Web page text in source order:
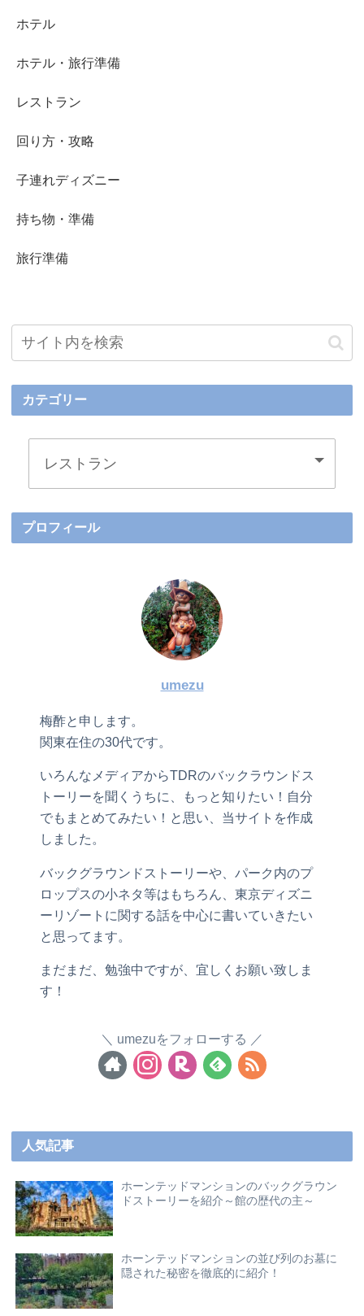
ホテル
ホテル・旅行準備
レストラン
回り方・攻略
子連れディズニー
持ち物・準備
旅行準備
カテゴリー
プロフィール
umezu
梅酢と申します。
関東在住の30代です。
いろんなメディアからTDRのバックラウンドス
トーリーを聞くうちに、もっと知りたい！自分
でもまとめてみたい！と思い、当サイトを作成
しました。
バックグラウンドストーリーや、パーク内のプ
ロップスの小ネタ等はもちろん、東京ディズニ
ーリゾートに関する話を中心に書いていきたい
と思ってます。
まだまだ、勉強中ですが、宜しくお願い致しま
す！
umezuをフォローする
人気記事
ホーンテッドマンションのバックグラウン
ドストーリーを紹介～館の歴代の主～
ホーンテッドマンションの並び列のお墓に
隠された秘密を徹底的に紹介！